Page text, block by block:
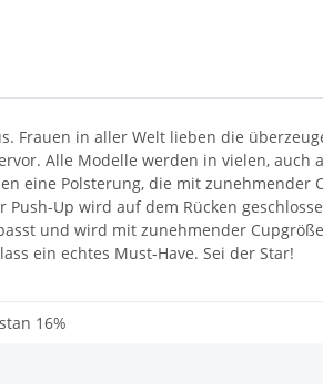
Frauen in aller Welt lieben die
Alle Modelle werden in vielen,
eine Polsterung, die mit
Up wird auf dem Rücken
und wird mit zunehmender
ein echtes Must-Have. Sei der Star!
16%